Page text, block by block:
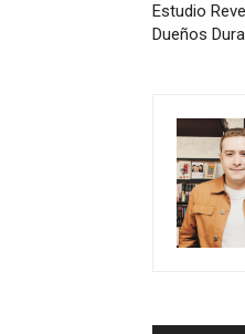
Estudio
Dueños